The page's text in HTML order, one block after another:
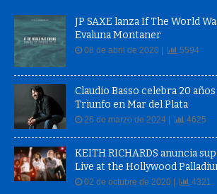
JP SAXE lanza If The World
Evaluna Montaner
08 de abril de 2020 | 5594
Claudio Basso celebra 20
Triunfo en Mar del Plata
26 de marzo de 2024 | 4625
KEITH RICHARDS anuncia
Live at the Hollywood
02 de octubre de 2020 | 4321